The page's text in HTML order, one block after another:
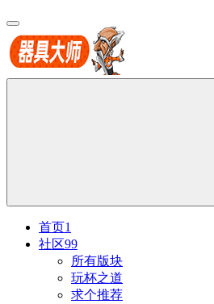
首页1
社区99
所有版块
玩杯之道
求个推荐